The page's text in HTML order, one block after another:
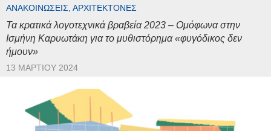
ΑΝΑΚΟΙΝΏΣΕΙΣ, ΑΡΧΙΤΈΚΤΟΝΕΣ
Τα κρατικά λογοτεχνικά βραβεία 2023 – Ομόφωνα στην
Ισμήνη Καρυωτάκη για το μυθιστόρημα «φυγόδικος δεν
ήμουν»
13 ΜΑΡΤΊΟΥ 2024